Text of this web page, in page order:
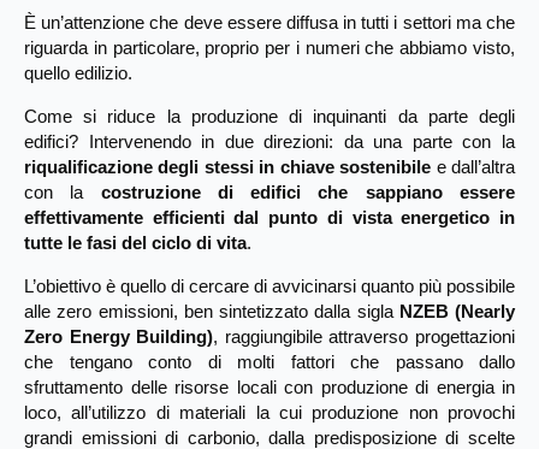
È un’attenzione che deve essere diffusa in tutti i settori ma che
riguarda in particolare, proprio per i numeri che abbiamo visto,
quello edilizio.
Come si riduce la produzione di inquinanti da parte degli
edifici? Intervenendo in due direzioni: da una parte con la
riqualificazione degli stessi in chiave sostenibile e dall’altra
con la costruzione di edifici che sappiano essere
effettivamente efficienti dal punto di vista energetico in
tutte le fasi del ciclo di vita.
L’obiettivo è quello di cercare di avvicinarsi quanto più possibile
alle zero emissioni, ben sintetizzato dalla sigla NZEB (Nearly
Zero Energy Building), raggiungibile attraverso progettazioni
che tengano conto di molti fattori che passano dallo
sfruttamento delle risorse locali con produzione di energia in
loco, all’utilizzo di materiali la cui produzione non provochi
grandi emissioni di carbonio, dalla predisposizione di scelte